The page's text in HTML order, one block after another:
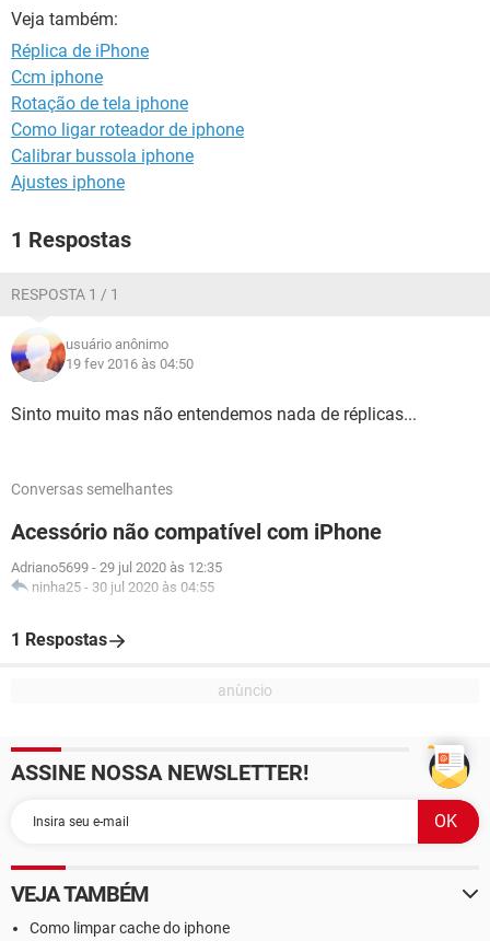
Veja também:
Réplica de iPhone
Ccm iphone
Rotação de tela iphone
Como ligar roteador de iphone
Calibrar bussola iphone
Ajustes iphone
1 Respostas
RESPOSTA 1 / 1
usuário anônimo
19 fev 2016 às 04:50
Sinto muito mas não entendemos nada de réplicas...
Conversas semelhantes
Acessório não compatível com iPhone
Adriano5699 - 29 jul 2020 às 12:35
ninha25 - 30 jul 2020 às 04:55
1 Respostas
ASSINE NOSSA NEWSLETTER!
VEJA TAMBÉM
Como limpar cache do iphone